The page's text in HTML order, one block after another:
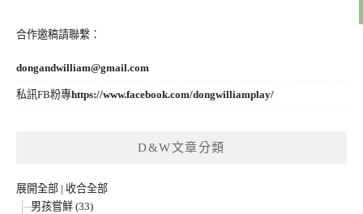
合作邀稿請聯繫：
dongandwilliam@gmail.com
私訊FB粉專https://www.facebook.com/dongwilliamplay/
D&W文章分類
展開全部 | 收合全部
男孩嘗鮮 (33)